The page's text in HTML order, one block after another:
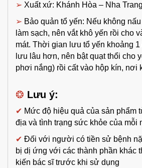
➢ Xuất xứ: Khánh Hòa – Nha
➢ Bảo quản tổ yến: Nếu không
làm sạch, nên vắt khô yến rồi cho
mát. Thời gian lưu tổ yến khoảng 1
lưu lâu hơn, nên bật quạt thổi cho
phơi nắng) rồi cất vào hộp kín, nơi
❂ Lưu ý:
✔ Mức độ hiệu quả của sản phẩm
địa và tình trạng sức khỏe của mỗi
✔ Đối với người có tiền sử bệnh
bị dị ứng với các thành phần khác
kiến bác sĩ trước khi sử dụng